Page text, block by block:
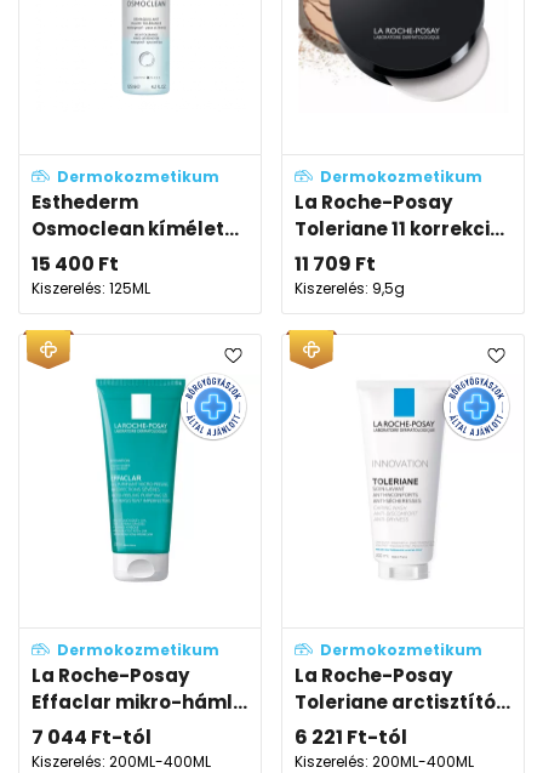
Dermokozmetikum
Esthederm
Osmoclean kímélet...
15 400 Ft
Kiszerelés: 125ML
Dermokozmetikum
La Roche-Posay
Toleriane 11 korrekci...
11 709 Ft
Kiszerelés: 9,5g
Dermokozmetikum
La Roche-Posay
Effaclar mikro-háml...
7 044 Ft-tól
Kiszerelés: 200ML-400ML
Dermokozmetikum
La Roche-Posay
Toleriane arctisztító...
6 221 Ft-tól
Kiszerelés: 200ML-400ML